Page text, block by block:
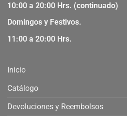
10:00 a 20:00 Hrs. (continuado)
Domingos y Festivos.
11:00 a 20:00 Hrs.
Inicio
Catálogo
Devoluciones y Reembolsos